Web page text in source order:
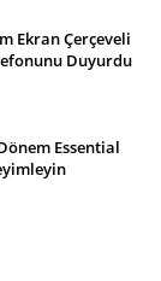
Ekran Çerçeveli
Duyurdu
Essential